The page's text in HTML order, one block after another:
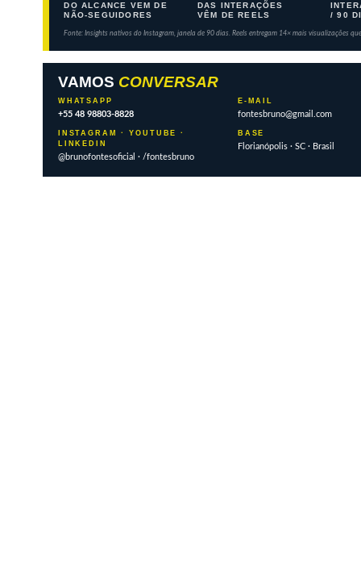
DO ALCANCE VEM DE
NÃO-SEGUIDORES
DAS INTERAÇÕES
VÊM DE REELS
/ 90
Fonte: Insights nativos do Instagram, janela de 90 dias. Reels entregam 14× mais visualizações
VAMOS CONVERSAR
WHATSAPP
+55 48 98803-8828
E-MAIL
fontesbruno@gmail.com
INSTAGRAM · YOUTUBE ·
LINKEDIN
@brunofontesoficial · /fontesbruno
BASE
Florianópolis · SC · Brasil